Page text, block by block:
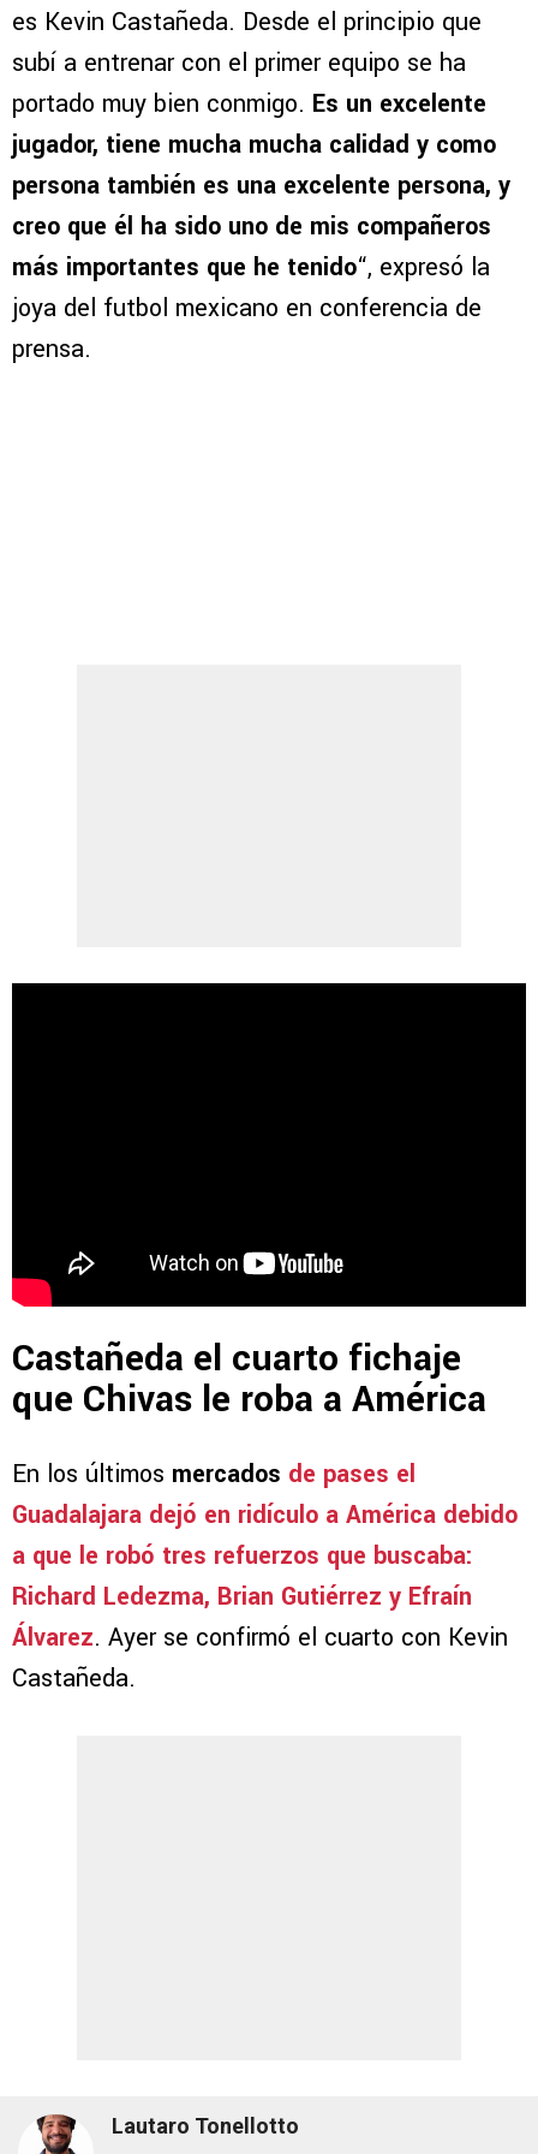
es Kevin Castañeda. Desde el principio que
subí a entrenar con el primer equipo se ha
portado muy bien conmigo. Es un excelente
jugador, tiene mucha mucha calidad y como
persona también es una excelente persona, y
creo que él ha sido uno de mis compañeros
más importantes que he tenido“, expresó la
joya del futbol mexicano en conferencia de
prensa.
Castañeda el cuarto fichaje
que Chivas le roba a América
En los últimos mercados de pases el
Guadalajara dejó en ridículo a América debido
a que le robó tres refuerzos que buscaba:
Richard Ledezma, Brian Gutiérrez y Efraín
Álvarez. Ayer se confirmó el cuarto con Kevin
Castañeda.
Lautaro Tonellotto